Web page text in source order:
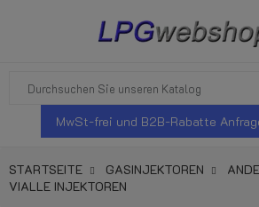
MwSt-frei und B2B-Rabatte
STARTSEITE GASINJEKTOREN
VIALLE INJEKTOREN